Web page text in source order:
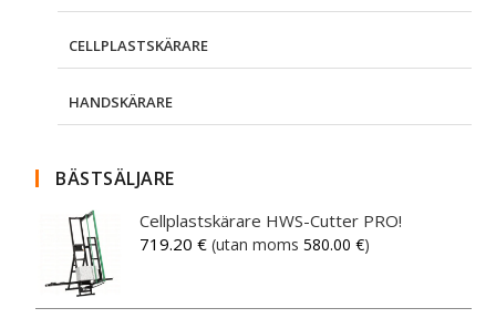
CELLPLASTSKÄRARE
HANDSKÄRARE
BÄSTSÄLJARE
Cellplastskärare HWS-Cutter PRO!
719.20€ (utan moms580.00€)